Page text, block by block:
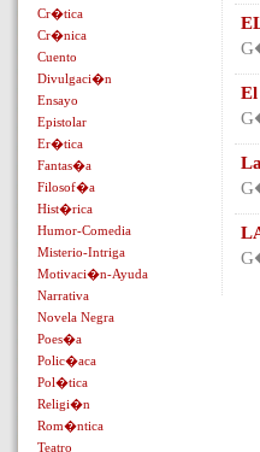
Cr�tica
Cr�nica
Cuento
Divulgaci�n
Ensayo
Epistolar
Er�tica
Fantas�a
Filosof�a
Hist�rica
Humor-Comedia
Misterio-Intriga
Motivaci�n-Ayuda
Narrativa
Novela Negra
Poes�a
Polic�aca
Pol�tica
Religi�n
Rom�ntica
Teatro